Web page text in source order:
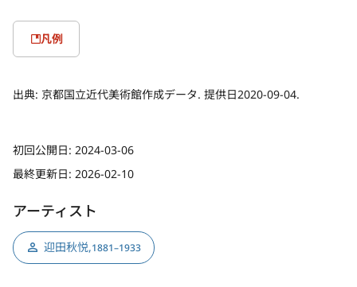
凡例
出典: 京都国立近代美術館作成データ. 提供日2020-09-04.
初回公開日: 2024-03-06
最終更新日: 2026-02-10
アーティスト
迎田秋悦,1881–1933